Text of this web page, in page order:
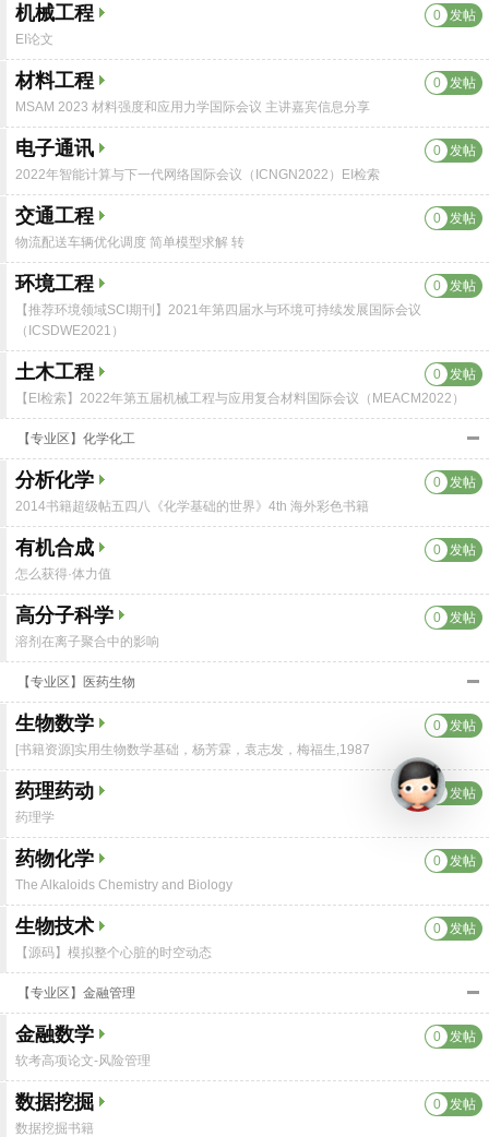
机械工程 发帖
0
EI论文
材料工程 发帖
0
MSAM 2023 材料强度和应用力学国际会议 主讲嘉宾信息分享
电子通讯 发帖
0
2022年智能计算与下一代网络国际会议（ICNGN2022）EI检索
交通工程 发帖
0
物流配送车辆优化调度 简单模型求解 转
环境工程 发帖
0
【推荐环境领域SCI期刊】2021年第四届水与环境可持续发展国际会议
（ICSDWE2021）
土木工程 发帖
0
【EI检索】2022年第五届机械工程与应用复合材料国际会议（MEACM2022）
【专业区】化学化工
分析化学 发帖
0
2014书籍超级帖五四八《化学基础的世界》4th 海外彩色书籍
有机合成 发帖
0
怎么获得·体力值
高分子科学 发帖
0
溶剂在离子聚合中的影响
【专业区】医药生物
生物数学 发帖
0
[书籍资源]实用生物数学基础，杨芳霖，袁志发，梅福生,1987
药理药动 发帖
0
药理学
药物化学 发帖
0
The Alkaloids Chemistry and Biology
生物技术 发帖
0
【源码】模拟整个心脏的时空动态
【专业区】金融管理
金融数学 发帖
0
软考高项论文-风险管理
数据挖掘 发帖
0
数据挖掘书籍